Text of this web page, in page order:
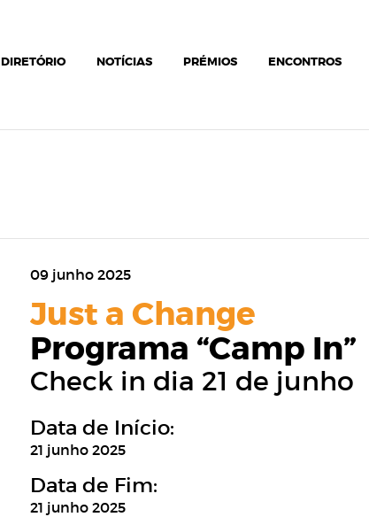
DIRETÓRIO NOTÍCIAS PRÉMIOS ENCONTROS
09 junho 2025
Just a Change
Programa “Camp In”
Check in dia 21 de junho
Data de Início:
21 junho 2025
Data de Fim:
21 junho 2025